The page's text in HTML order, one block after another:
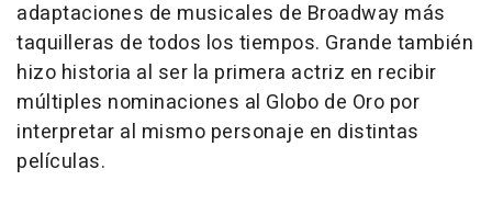
adaptaciones de musicales de Broadway más
taquilleras de todos los tiempos. Grande también
hizo historia al ser la primera actriz en recibir
múltiples nominaciones al Globo de Oro por
interpretar al mismo personaje en distintas
películas.